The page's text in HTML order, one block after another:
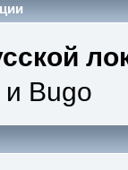
Bugo